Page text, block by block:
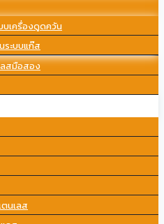
บเครื่องดูดควัน
ระบบแก๊ส
ลสมือสอง
นเลส